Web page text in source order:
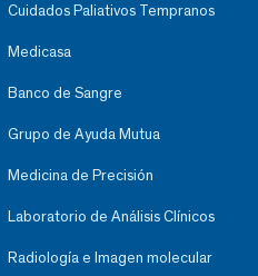
Cuidados Paliativos Tempranos
Medicasa
Banco de Sangre
Grupo de Ayuda Mutua
Medicina de Precisión
Laboratorio de Análisis Clínicos
Radiología e Imagen molecular